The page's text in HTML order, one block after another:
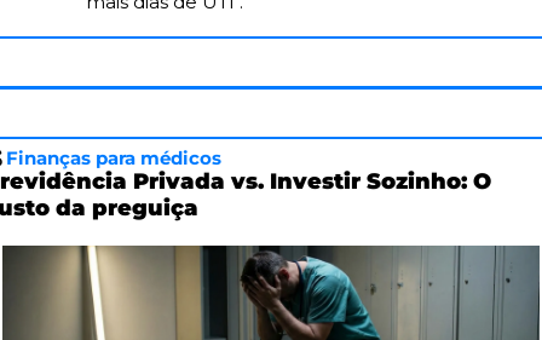
Finanças para médicos
Privada vs. Investir Sozinho: O
da preguiça